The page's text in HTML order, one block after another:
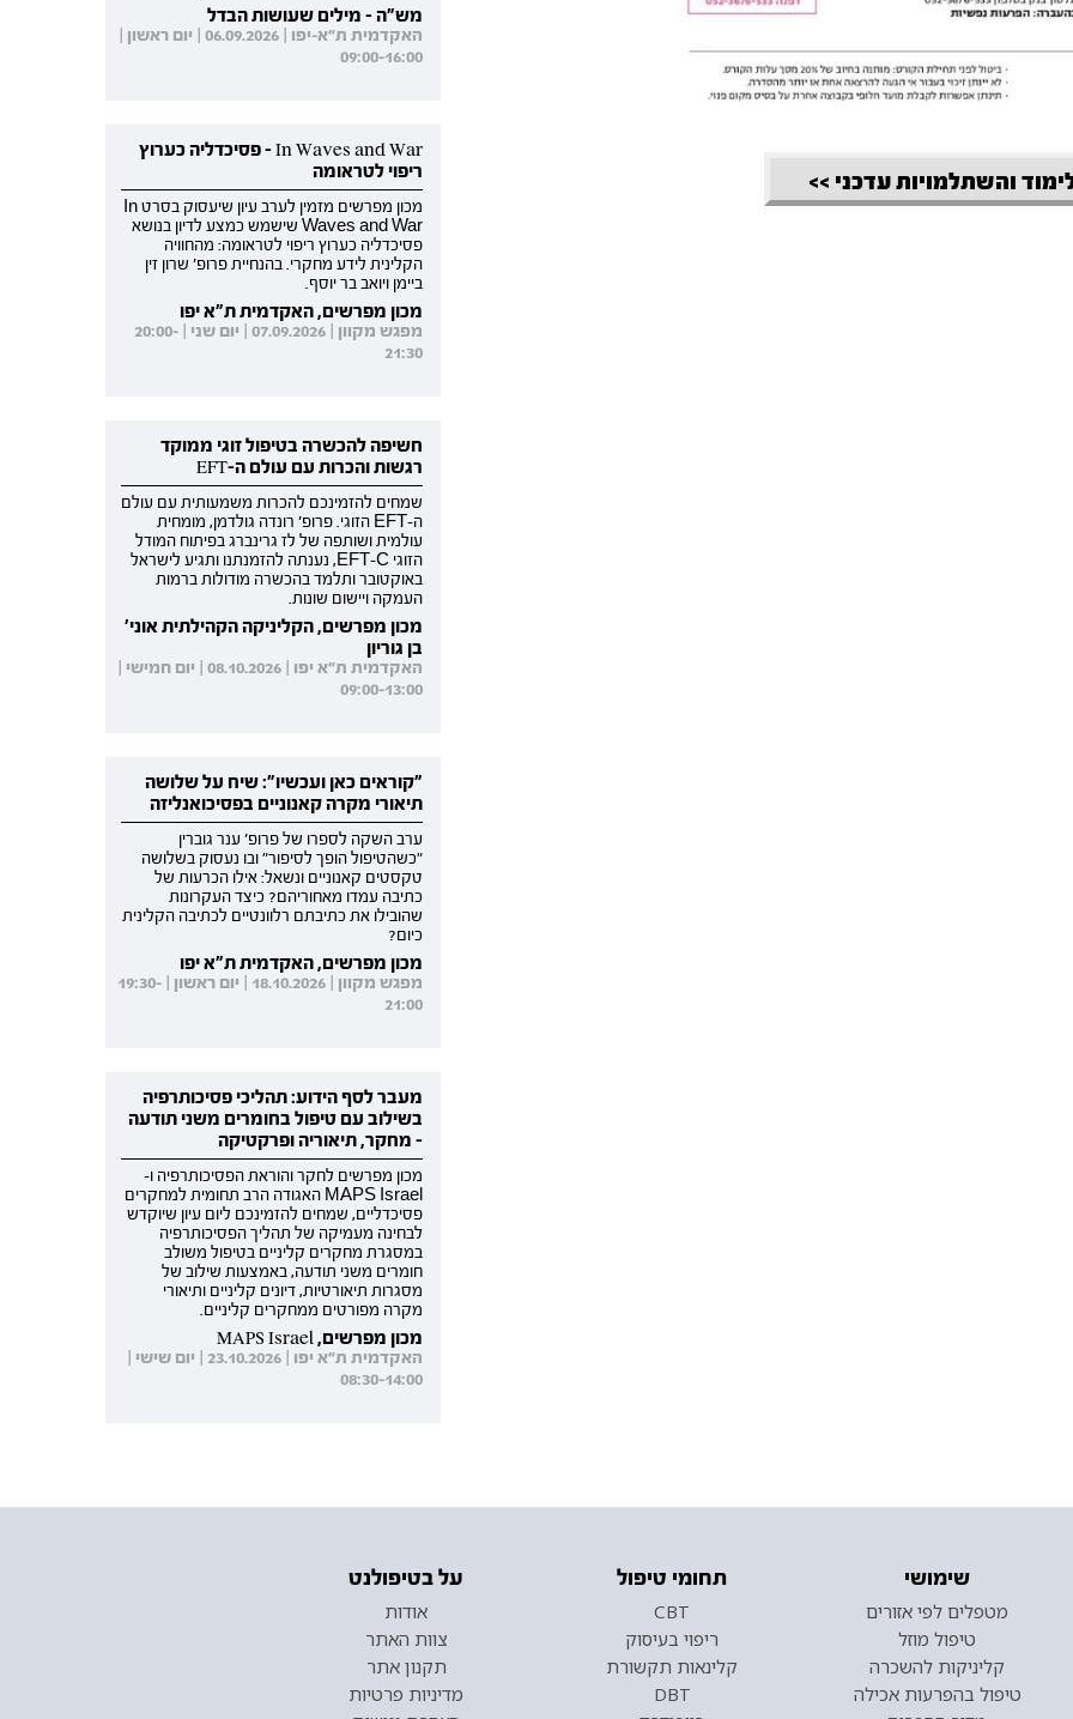
והשתלמויות עדכני >>
מש"ה - מילים שעושות הבדל
האקדמית ת"א-יפו | 06.09.2026 | יום ראשון |
09:00-16:00
In Waves and War - פסיכדליה כערוץ
ריפוי לטראומה
מכון מפרשים מזמין לערב עיון שיעסוק בסרט In
Waves and War שישמש כמצע לדיון בנושא
פסיכדליה כערוץ ריפוי לטראומה: מהחוויה
הקלינית לידע מחקרי. בהנחיית פרופ' שרון זין
ביימן ויואב בר יוסף.
מכון מפרשים, האקדמית ת"א יפו
מפגש מקוון | 07.09.2026 | יום שני | 20:00-
21:30
חשיפה להכשרה בטיפול זוגי ממוקד
רגשות והכרות עם עולם ה-EFT
שמחים להזמינכם להכרות משמעותית עם עולם
ה-EFT הזוגי. פרופ' רונדה גולדמן, מומחית
עולמית ושותפה של לז גרינברג בפיתוח המודל
הזוגי EFT-C, נענתה להזמנתנו ותגיע לישראל
באוקטובר ותלמד בהכשרה מודולות ברמות
העמקה ויישום שונות.
מכון מפרשים, הקליניקה הקהילתית אוני'
בן גוריון
האקדמית ת"א יפו | 08.10.2026 | יום חמישי |
09:00-13:00
"קוראים כאן ועכשיו": שיח על שלושה
תיאורי מקרה קאנוניים בפסיכואנליזה
ערב השקה לספרו של פרופ' ענר גוברין
"כשהטיפול הופך לסיפור" ובו נעסוק בשלושה
טקסטים קאנוניים ונשאל: אילו הכרעות של
כתיבה עמדו מאחוריהם? כיצד העקרונות
שהובילו את כתיבתם רלוונטיים לכתיבה הקלינית
כיום?
מכון מפרשים, האקדמית ת"א יפו
מפגש מקוון | 18.10.2026 | יום ראשון | 19:30-
21:00
מעבר לסף הידוע: תהליכי פסיכותרפיה
בשילוב עם טיפול בחומרים משני תודעה
- מחקר, תיאוריה ופרקטיקה
מכון מפרשים לחקר והוראת הפסיכותרפיה ו-
MAPS Israel האגודה הרב תחומית למחקרים
פסיכדליים, שמחים להזמינכם ליום עיון שיוקדש
לבחינה מעמיקה של תהליך הפסיכותרפיה
במסגרת מחקרים קליניים בטיפול משולב
חומרים משני תודעה, באמצעות שילוב של
מסגרות תיאורטיות, דיונים קליניים ותיאורי
מקרה מפורטים ממחקרים קליניים.
מכון מפרשים, MAPS Israel
האקדמית ת"א יפו | 23.10.2026 | יום שישי |
08:30-14:00
שימושי
מטפלים לפי אזורים
טיפול מוזל
קליניקות להשכרה
טיפול בהפרעות אכילה
תחומי טיפול
CBT
ריפוי בעיסוק
קלינאות תקשורת
DBT
על בטיפולנט
אודות
צוות האתר
תקנון אתר
מדיניות פרטיות